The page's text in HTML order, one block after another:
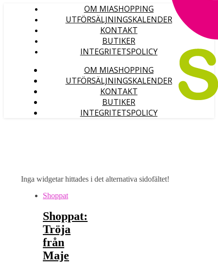
OM MIASHOPPING
UTFÖRSÄLJNINGSKALENDER
KONTAKT
BUTIKER
INTEGRITETSPOLICY
OM MIASHOPPING
UTFÖRSÄLJNINGSKALENDER
KONTAKT
BUTIKER
INTEGRITETSPOLICY
Inga widgetar hittades i det alternativa sidofältet!
Shoppat
Shoppat:
Tröja
från
Maje